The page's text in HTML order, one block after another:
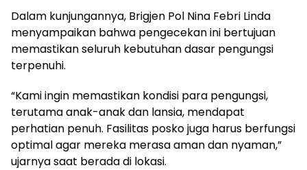
Dalam kunjungannya, Brigjen Pol Nina Febri Linda
menyampaikan bahwa pengecekan ini bertujuan
memastikan seluruh kebutuhan dasar pengungsi
terpenuhi.
“Kami ingin memastikan kondisi para pengungsi,
terutama anak-anak dan lansia, mendapat
perhatian penuh. Fasilitas posko juga harus berfungsi
optimal agar mereka merasa aman dan nyaman,”
ujarnya saat berada di lokasi.